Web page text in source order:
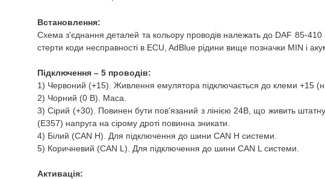
Встановлення:
Схема з'єднання деталей та кольору проводів належать до DAF 85-
стерти коди несправності в ECU, AdBlue рідини вище позначки MIN і
Підключення – 5 проводів:
1) Червоний (+15). Живлення емулятора підключається до клеми +15
2) Чорний (0 В).
Маса.
3) Сірий (+30).
Повинен бути пов'язаний з лінією 24В, що живить
(E357) напруга на сірому дроті повинна зникати.
4) Білий (CAN H).
Для підключення до шини CAN H системи.
5) Коричневий (CAN L).
Для підключення до шини CAN L системи.
Активація: